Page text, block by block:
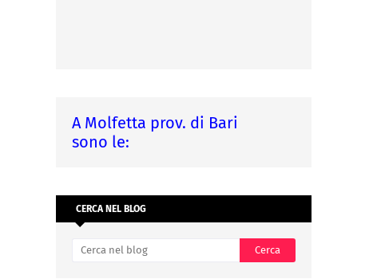
A Molfetta prov. di Bari
sono le:
CERCA NEL BLOG